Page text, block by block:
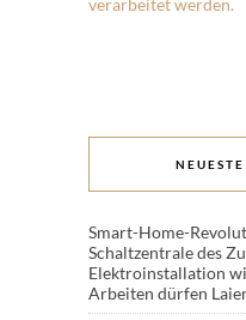
Smart-Home-
Schaltzentrale des
Elektroinstallation
Arbeiten dürfen